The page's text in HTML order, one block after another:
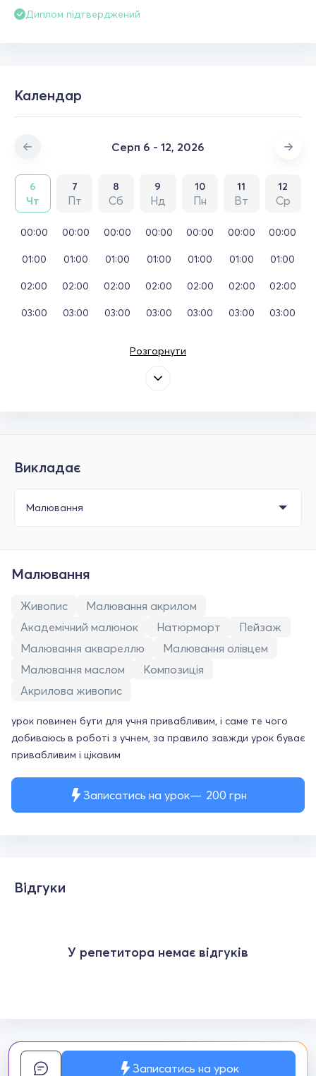
Диплом підтверджений
Календар
Серп 6 - 12, 2026
6
Чт
7
Пт
8
Сб
9
Нд
10
Пн
11
Вт
12
Ср
00:00
01:00
02:00
03:00
00:00
01:00
02:00
03:00
00:00
01:00
02:00
03:00
00:00
01:00
02:00
03:00
00:00
01:00
02:00
03:00
00:00
01:00
02:00
03:00
00:00
01:00
02:00
03:00
Розгорнути
Викладає
Записатись на урок 200 грн
Малювання
Живопис
Малювання акрилом
Академічний малюнок
Натюрморт
Пейзаж
Малювання аквареллю
Малювання олівцем
Малювання маслом
Композиція
Акрилова живопис
урок повинен бути для учня привабливим, і саме те чого
добиваюсь в роботі з учнем, за правило завжди урок буває
привабливим і цікавим
Відгуки
У репетитора немає відгуків
Записатись на урок